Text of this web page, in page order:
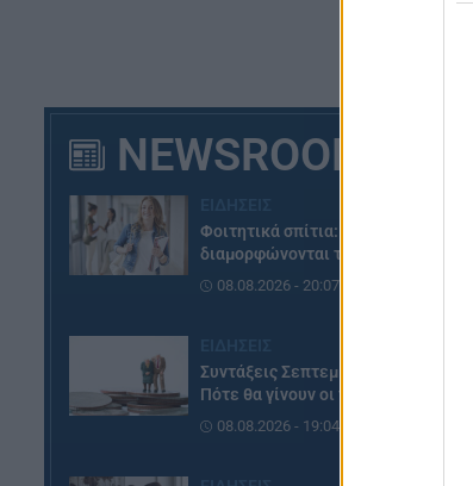
NEWSROOM
Φοιτητικά σπίτια: Πώς
διαμορφώνονται τα ενοίκια
08.08.2026 - 20:07
Συντάξεις Σεπτεμβρίου 2026:
Πότε θα γίνουν οι πληρωμές
08.08.2026 - 19:04